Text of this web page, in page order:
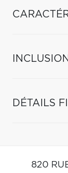
DÉTAILS
820